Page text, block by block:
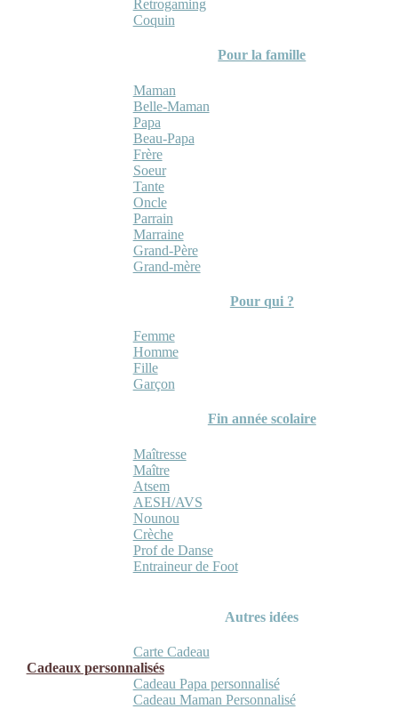
Retrogaming
Coquin
Pour la famille
Maman
Belle-Maman
Papa
Beau-Papa
Frère
Soeur
Tante
Oncle
Parrain
Marraine
Grand-Père
Grand-mère
Pour qui ?
Femme
Homme
Fille
Garçon
Fin année scolaire
Maîtresse
Maître
Atsem
AESH/AVS
Nounou
Crèche
Prof de Danse
Entraineur de Foot
Autres idées
Carte Cadeau
Cadeaux personnalisés
Cadeau Papa personnalisé
Cadeau Maman Personnalisé